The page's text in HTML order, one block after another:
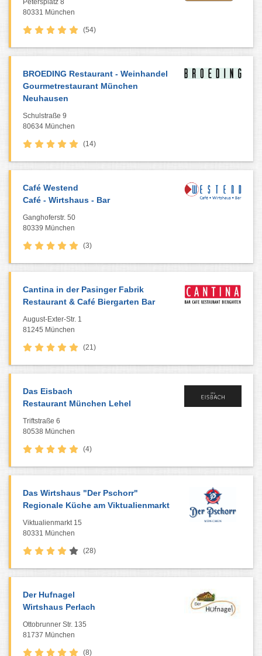
Petersplatz 8
80331 München
(54)
BROEDING Restaurant - Weinhandel
Gourmetrestaurant München
Neuhausen
Schulstraße 9
80634 München
(14)
Café Westend
Café - Wirtshaus - Bar
Ganghoferstr. 50
80339 München
(3)
Cantina in der Pasinger Fabrik
Restaurant & Café Biergarten Bar
August-Exter-Str. 1
81245 München
(21)
Das Eisbach
Restaurant München Lehel
Triftstraße 6
80538 München
(4)
Das Wirtshaus "Der Pschorr"
Regionale Küche am Viktualienmarkt
Viktualienmarkt 15
80331 München
(28)
Der Hufnagel
Wirtshaus Perlach
Ottobrunner Str. 135
81737 München
(8)